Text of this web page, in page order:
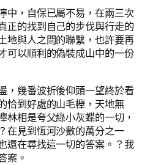
中，自保已屬不易，在兩三次
正的找到自己的步伐與行走的
地與人之間的聯繫，也許要再
可以順利的偽裝成山中的一份
，幾番波折後仰頭一望終於看
恰到好處的山毛櫸，天地無
林相是夸父綠小灰蝶的一切，
在見到恆河沙數的萬分之一
還在尋找這一切的答案。？我
案。